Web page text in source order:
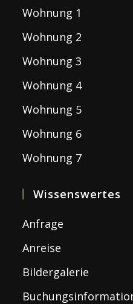
Wohnung 1
Wohnung 2
Wohnung 3
Wohnung 4
Wohnung 5
Wohnung 6
Wohnung 7
Wissenswertes
Anfrage
Anreise
Bildergalerie